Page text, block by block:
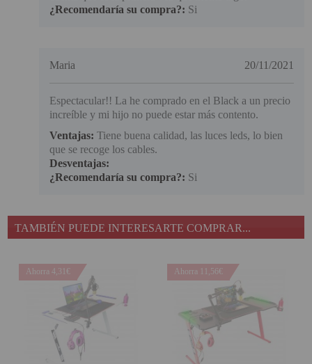
¿Recomendaría su compra?: Si
Maria 20/11/2021
Espectacular!! La he comprado en el Black a un precio
increíble y mi hijo no puede estar más contento.
Ventajas: Tiene buena calidad, las luces leds, lo bien
que se recoge los cables.
Desventajas:
¿Recomendaría su compra?: Si
TAMBIÉN PUEDE INTERESARTE COMPRAR...
Ahorra 4,31€ Ahorra 11,56€